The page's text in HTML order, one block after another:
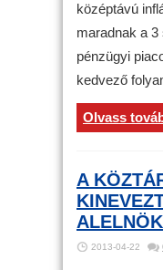
középtávú
maradnak a
pénzügyi
kedvező
Olvass
A
2013-04-22